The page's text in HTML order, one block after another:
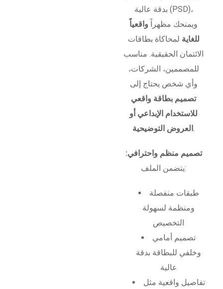
بدقة عالية (PSD)،
ويمنحك مظهراً واقعياً
للغاية لمحاكاة بطاقات
الائتمان الحقيقية. مناسب
للمصممين، الشركات،
وأي شخص يحتاج إلى
تصميم بطاقة واقعي
للاستخدام الإبداعي أو
العروض التوضيحية .
تصميم منظم واحترافي:
يتضمن الملف:
طبقات منفصلة
ومنظمة لسهولة
التخصيص
تصميم أمامي
وخلفي للبطاقة بدقة
عالية
تفاصيل واقعية مثل